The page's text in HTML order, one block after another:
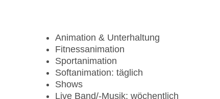
Animation & Unterhaltung
Fitnessanimation
Sportanimation
Softanimation: täglich
Shows
Live Band/-Musik: wöchentlich